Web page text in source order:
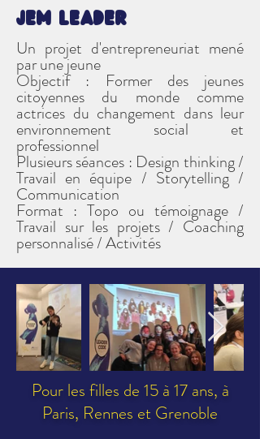
JEM Leader
​Un projet d'entrepreneuriat mené
par une jeune
Objectif : Former des jeunes
citoyennes du monde comme
actrices du changement dans leur
environnement social et
professionnel
Plusieurs séances : Design thinking /
Travail en équipe / Storytelling /
Communication
Format : Topo ou témoignage /
Travail sur les projets / Coaching
personnalisé / Activités
Pour les filles de 15 à 17 ans, à
Paris, Rennes et Grenoble